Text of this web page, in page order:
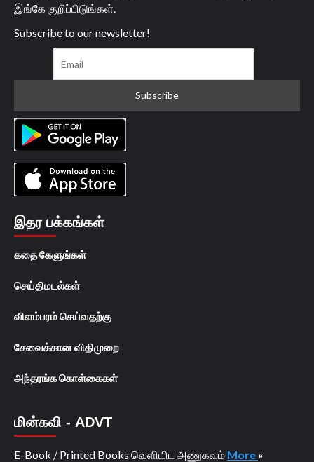
இங்கே குறிப்பிடுங்கள்.
Subscribe to our newsletter!
இதர பக்கங்கள்
கதை கேளுங்கள்
செய்திமடல்கள்
விளம்பரம் செய்வதற்கு
சேவைக்கான விதிமுறை
அந்தரங்க கொள்கைகள்
மின்கவி - ADVT
E-Book / Printed Books வெளியிட அணுகவும் More »